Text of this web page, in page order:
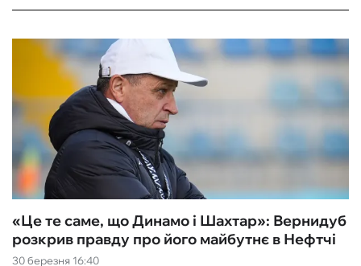
30 березня 16:40
«Це те саме, що Динамо і Шахтар»: Вернидуб
розкрив правду про його майбутнє в Нефтчі